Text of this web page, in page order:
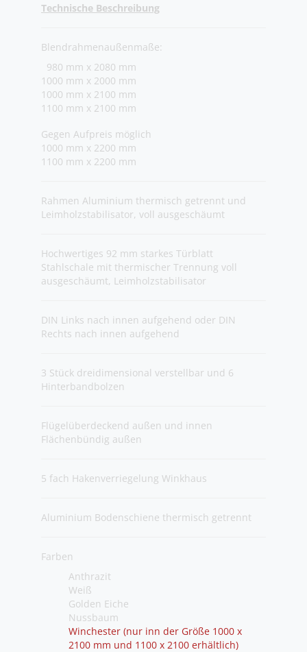
Technische Beschreibung
Blendrahmenaußenmaße:
980 mm x 2080 mm
1000 mm x 2000 mm
1000 mm x 2100 mm
1100 mm x 2100 mm
Gegen Aufpreis möglich
1000 mm x 2200 mm
1100 mm x 2200 mm
Rahmen Aluminium thermisch getrennt und
Leimholzstabilisator, voll ausgeschäumt
Hochwertiges 92 mm starkes Türblatt
Stahlschale mit thermischer Trennung voll
ausgeschäumt, Leimholzstabilisator
DIN Links nach innen aufgehend oder DIN
Rechts nach innen aufgehend
3 Stück dreidimensional verstellbar und 6
Hinterbandbolzen
Flügelüberdeckend außen und innen
Flächenbündig außen
5 fach Hakenverriegelung Winkhaus
Aluminium Bodenschiene thermisch getrennt
Farben
Anthrazit
Weiß
Golden Eiche
Nussbaum
Winchester (nur inn der Größe 1000 x
2100 mm und 1100 x 2100 erhältlich)